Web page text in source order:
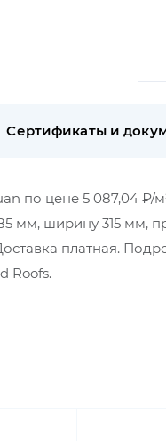
Сертификаты и
по цене 5 087,04 ₽/
мм, ширину 315 мм,
платная.
Roofs.